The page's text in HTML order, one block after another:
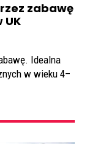
zabawę
UK
Idealna
w wieku 4–